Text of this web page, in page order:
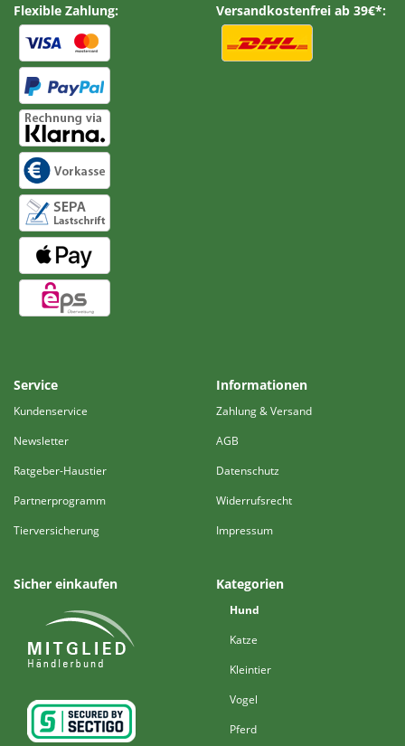
Flexible Zahlung: Versandkostenfrei ab 39€*:
Service
Kundenservice
Newsletter
Ratgeber-Haustier
Partnerprogramm
Tierversicherung
Informationen
Zahlung & Versand
AGB
Datenschutz
Widerrufsrecht
Impressum
Sicher einkaufen Kategorien
Hund
Katze
Kleintier
Vogel
Pferd